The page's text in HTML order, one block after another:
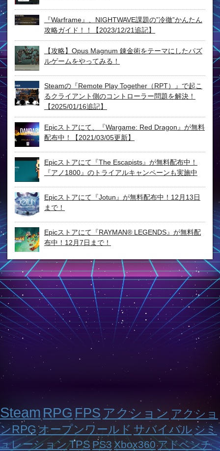
『Warframe』、NIGHTWAVE課題の”冷徹”かんたん
攻略ガイド！！【2023/12/21追記】
【攻略】Opus Magnum 錬金術をテーマにしたパズ
ルゲームをやってみる！
Steamの『Remote Play Together（RPT）』で起こ
るクライアント側のコントローラー問題を解決！
【2025/01/16追記】
Epicストアにて、『Wargame: Red Dragon』が無料
配布中！【2021/03/05更新】
Epicストアにて『The Escapists』が無料配布中！
『アノ1800』のトライアルキャンペーンも実施中
Epicストアにて『Jotun』が無料配布中！12月13日
まで！
Epicストアにて『RAYMAN® LEGENDS』が無料配
布中！12月7日まで！
Steam RPG FPS アクション アクショ
ンRPGオープンワールド サバイバル シミ
ュレーションTPS PS3 Xbox360 アドベンチ